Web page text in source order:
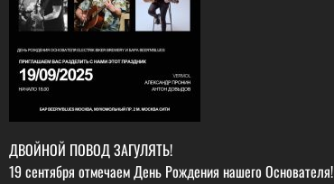
ДВОЙНОЙ ПОВОД ЗАГУЛЯТЬ!
19 сентября отмечаем День Рождения нашего Основателя!